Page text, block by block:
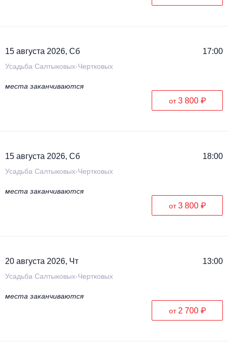
15 августа 2026, Сб 17:00
Усадьба Салтыковых-Чертковых
места заканчиваются
от3 800 ₽
15 августа 2026, Сб 18:00
Усадьба Салтыковых-Чертковых
места заканчиваются
от3 800 ₽
20 августа 2026, Чт 13:00
Усадьба Салтыковых-Чертковых
места заканчиваются
от 2 700 ₽